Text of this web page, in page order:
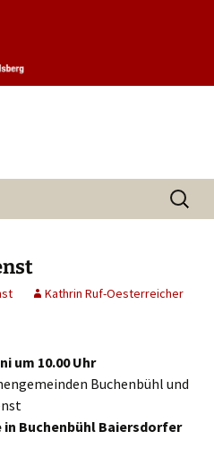
St.
unsere
Suchen
nach:
Kathrin Ruf-Oesterreicher
um 10.00 Uhr
Buchenbühl und
Buchenbühl Baiersdorfer